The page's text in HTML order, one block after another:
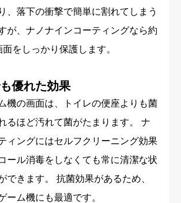
、落下の衝撃で簡単に割れてしまう
が、ナノナインコーティングなら約
をしっかり保護します。
優れた効果
機の画面は、トイレの便座よりも菌
るほど汚れて菌がたまります。 ナ
ィングにはセルフクリーニング効果
ール消毒をしなくても常に清潔な状
できます。 抗菌効果があるため、
ーム機にも最適です。